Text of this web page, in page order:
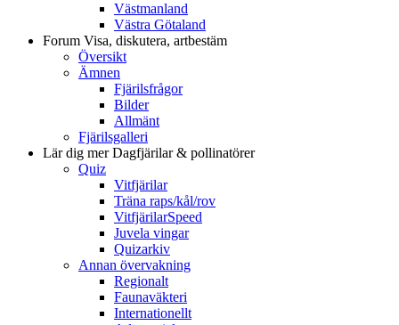
Västmanland
Västra Götaland
Forum Visa, diskutera, artbestäm
Översikt
Ämnen
Fjärilsfrågor
Bilder
Allmänt
Fjärilsgalleri
Lär dig merDagfjärilar & pollinatörer
Quiz
Vitfjärilar
Träna raps/kål/rov
VitfjärilarSpeed
Juvela vingar
Quizarkiv
Annan övervakning
Regionalt
Faunaväkteri
Internationellt